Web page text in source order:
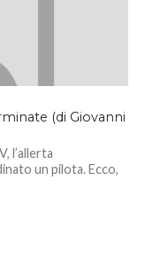
(di Giovanni
l’allerta
un pilota. Ecco,